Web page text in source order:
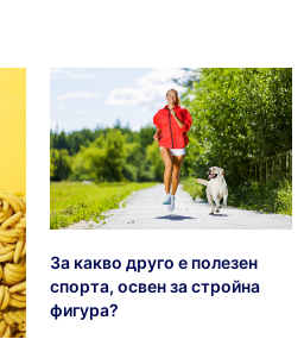
За какво друго е полезен
спорта, освен за стройна
фигура?